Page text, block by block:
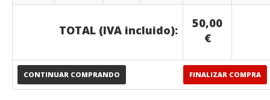
CONTINUAR COMPRANDO FINALIZAR COMPRA
TOTAL (IVA incluido):
50,00
€